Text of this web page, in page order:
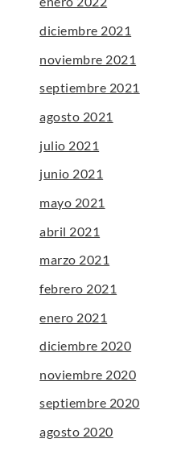
diciembre 2021
noviembre 2021
septiembre 2021
agosto 2021
julio 2021
junio 2021
mayo 2021
abril 2021
marzo 2021
febrero 2021
enero 2021
diciembre 2020
noviembre 2020
septiembre 2020
agosto 2020